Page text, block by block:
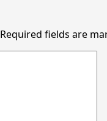
Required fields are